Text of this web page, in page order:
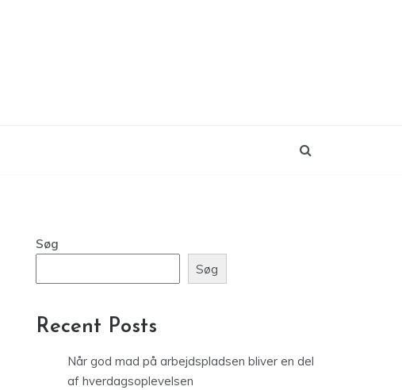
Søg
Søg
Recent Posts
Når god mad på arbejdspladsen bliver en del
af hverdagsoplevelsen